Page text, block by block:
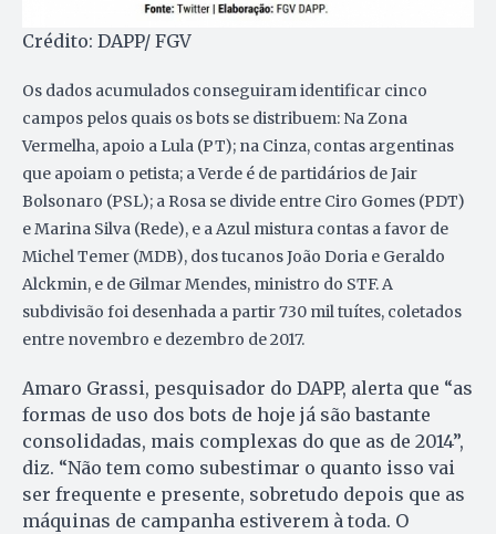
Crédito: DAPP/ FGV
Os dados acumulados conseguiram identificar cinco
campos pelos quais os bots se distribuem: Na Zona
Vermelha, apoio a Lula (PT); na Cinza, contas argentinas
que apoiam o petista; a Verde é de partidários de Jair
Bolsonaro (PSL); a Rosa se divide entre Ciro Gomes (PDT)
e Marina Silva (Rede), e a Azul mistura contas a favor de
Michel Temer (MDB), dos tucanos João Doria e Geraldo
Alckmin, e de Gilmar Mendes, ministro do STF. A
subdivisão foi desenhada a partir 730 mil tuítes, coletados
entre novembro e dezembro de 2017.
Amaro Grassi, pesquisador do DAPP, alerta que “as
formas de uso dos bots de hoje já são bastante
consolidadas, mais complexas do que as de 2014”,
diz. “Não tem como subestimar o quanto isso vai
ser frequente e presente, sobretudo depois que as
máquinas de campanha estiverem à toda. O